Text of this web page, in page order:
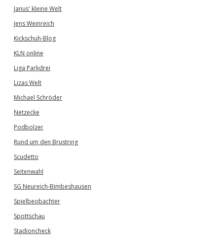
Janus' kleine Welt
Jens Weinreich
Kickschuh-Blog
KLN online
Liga Parkdrei
Lizas Welt
Michael Schröder
Netzecke
Podbolzer
Rund um den Brustring
Scudetto
Seitenwahl
SG Neureich-Bimbeshausen
Spielbeobachter
Spottschau
Stadioncheck